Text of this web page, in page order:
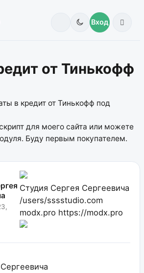
Вход
от Тинькофф
в кредит от Тинькофф под
для моего сайта или можете
Буду первым покупателем.
Студия Сергея Сергеевича
/users/sssstudio.com
modx.pro https://modx.pro